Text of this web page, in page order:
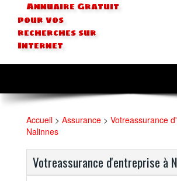
Annuaire Gratuit
pour vos
recherches sur
Internet
Accueil > Assurance > Votreassurance
Nalinnes
Votreassurance d'entreprise à